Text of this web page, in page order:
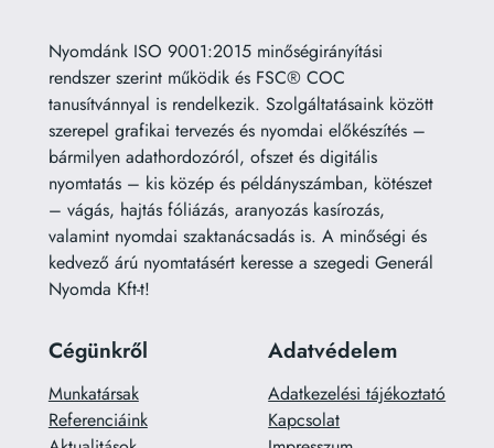
Nyomdánk ISO 9001:2015 minőségirányítási
rendszer szerint működik és FSC® COC
tanusítvánnyal is rendelkezik. Szolgáltatásaink között
szerepel grafikai tervezés és nyomdai előkészítés –
bármilyen adathordozóról, ofszet és digitális
nyomtatás – kis közép és példányszámban, kötészet
– vágás, hajtás fóliázás, aranyozás kasírozás,
valamint nyomdai szaktanácsadás is. A minőségi és
kedvező árú nyomtatásért keresse a szegedi Generál
Nyomda Kft-t!
Cégünkről
Munkatársak
Referenciáink
Adatvédelem
Adatkezelési tájékoztató
Kapcsolat